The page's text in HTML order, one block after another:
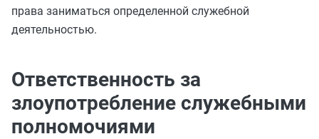
права заниматься определенной служебной
деятельностью.
Ответственность за
злоупотребление служебными
полномочиями